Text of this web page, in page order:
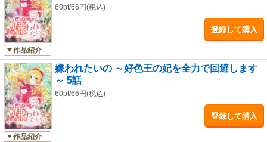
作品紹介
60pt/66円(税込)
登録して購入
作品紹介
嫌われたいの ～好色王の妃を全力で回避します
～ 5話
60pt/66円(税込)
登録して購入